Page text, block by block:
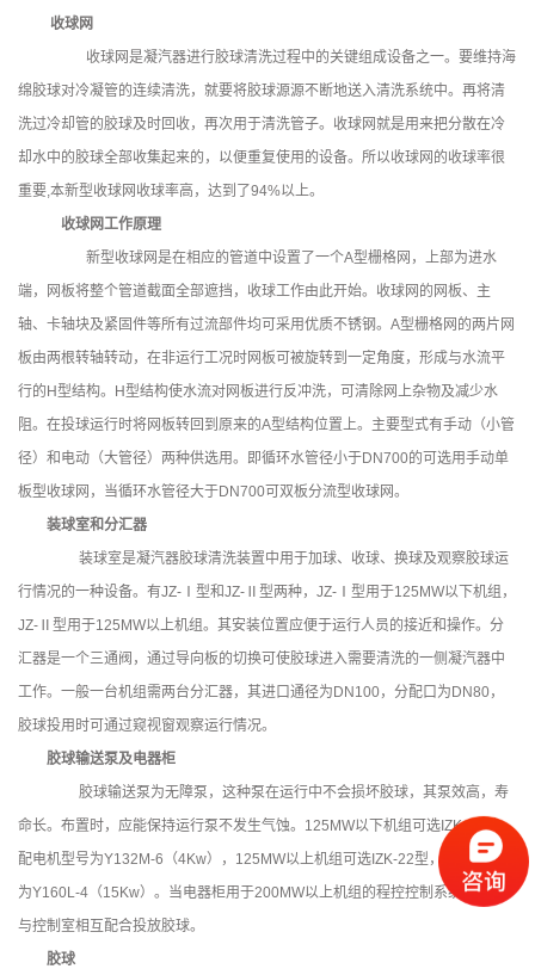
收球网
收球网是凝汽器进行胶球清洗过程中的关键组成设备之一。要维持海
绵胶球对冷凝管的连续清洗，就要将胶球源源不断地送入清洗系统中。再将清
洗过冷却管的胶球及时回收，再次用于清洗管子。收球网就是用来把分散在冷
却水中的胶球全部收集起来的，以便重复使用的设备。所以收球网的收球率很
重要,本新型收球网收球率高，达到了94%以上。
收球网工作原理
新型收球网是在相应的管道中设置了一个A型栅格网，上部为进水
端，网板将整个管道截面全部遮挡，收球工作由此开始。收球网的网板、主
轴、卡轴块及紧固件等所有过流部件均可采用优质不锈钢。A型栅格网的两片网
板由两根转轴转动，在非运行工况时网板可被旋转到一定角度，形成与水流平
行的H型结构。H型结构使水流对网板进行反冲洗，可清除网上杂物及减少水
阻。在投球运行时将网板转回到原来的A型结构位置上。主要型式有手动（小管
径）和电动（大管径）两种供选用。即循环水管径小于DN700的可选用手动单
板型收球网，当循环水管径大于DN700可双板分流型收球网。
装球室和分汇器
装球室是凝汽器胶球清洗装置中用于加球、收球、换球及观察胶球运
行情况的一种设备。有JZ-Ⅰ型和JZ-Ⅱ型两种，JZ-Ⅰ型用于125MW以下机组，
JZ-Ⅱ型用于125MW以上机组。其安装位置应便于运行人员的接近和操作。分
汇器是一个三通阀，通过导向板的切换可使胶球进入需要清洗的一侧凝汽器中
工作。一般一台机组需两台分汇器，其进口通径为DN100，分配口为DN80，
胶球投用时可通过窥视窗观察运行情况。
胶球输送泵及电器柜
胶球输送泵为无障泵，这种泵在运行中不会损坏胶球，其泵效高，寿
命长。布置时，应能保持运行泵不发生气蚀。125MW以下机组可选IZK-11型，
配电机型号为Y132M-6（4Kw），125MW以上机组可选IZK-22型，配电机型号
为Y160L-4（15Kw）。当电器柜用于200MW以上机组的程控控制系统时，可
与控制室相互配合投放胶球。
胶球